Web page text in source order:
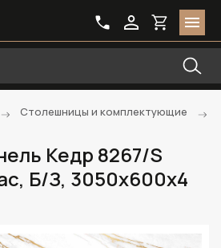
Столешницы и комплектующие
Кедр 8267/S
Б/З, 3050х600х4